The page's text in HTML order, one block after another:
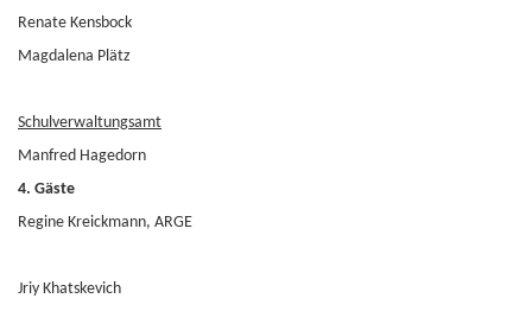
Renate Kensbock
Magdalena Plätz
Schulverwaltungsamt
Manfred Hagedorn
4. Gäste
Regine Kreickmann, ARGE
Jriy Khatskevich